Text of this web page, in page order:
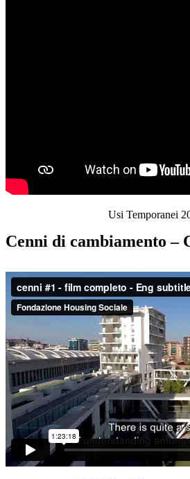
Usi Temporanei
Cenni di cambiamento –